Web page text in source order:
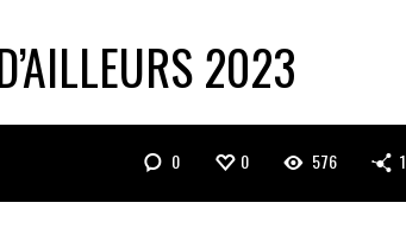
2023
0 0 576 1